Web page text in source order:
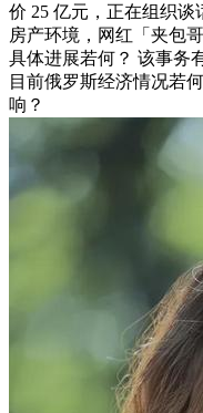
价 25 亿元，正在组织
房产环境，网红「夹包
具体进展若何？ 该事务
目前俄罗斯经济情况若
响？